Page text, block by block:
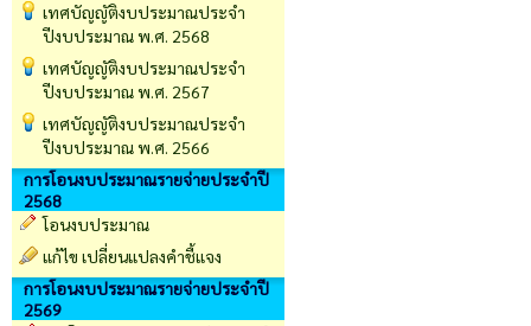
เทศบัญญัติงบประมาณประจำ
ปีงบประมาณ พ.ศ. 2568
เทศบัญญัติงบประมาณประจำ
ปีงบประมาณ พ.ศ. 2567
เทศบัญญัติงบประมาณประจำ
ปีงบประมาณ พ.ศ. 2566
การโอนงบประมาณรายจ่ายประจำปี
2568
โอนงบประมาณ
แก้ไข เปลี่ยนแปลงคำชี้แจง
การโอนงบประมาณรายจ่ายประจำปี
2569